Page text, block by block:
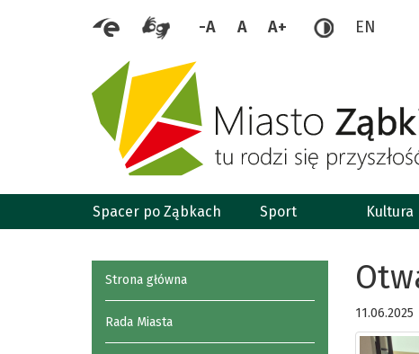
-A A A+ EN
Spacer po Ząbkach Sport Kultura
Strona główna
Rada Miasta
11.06.2025